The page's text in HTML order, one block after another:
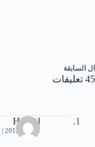
ال السابقة
45 تعليقات
Hadeel
5 مايو، 2012 | 11:48 ص